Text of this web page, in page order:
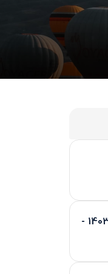
تور عید ترابزون 1403 -